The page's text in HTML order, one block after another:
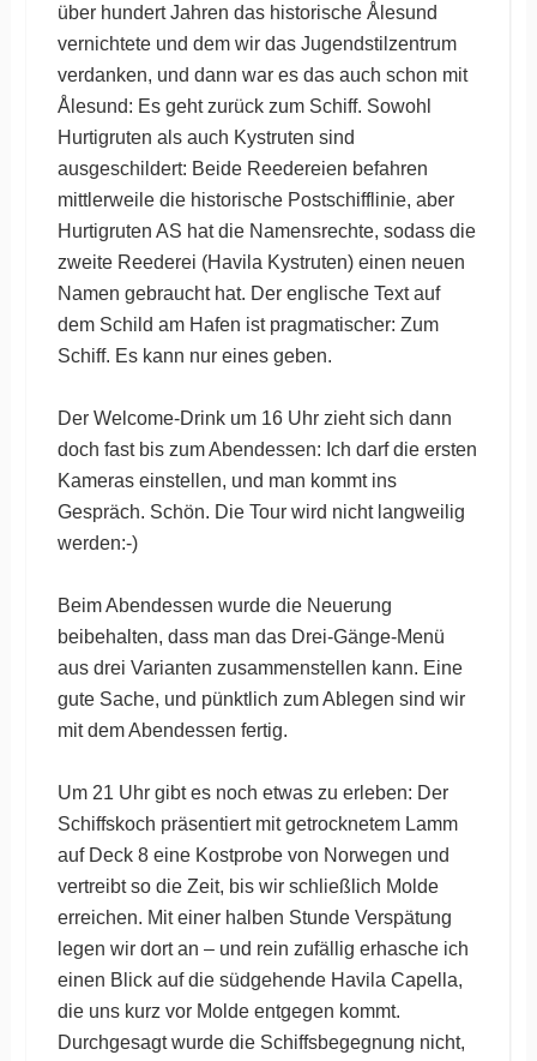
über hundert Jahren das historische Ålesund
vernichtete und dem wir das Jugendstilzentrum
verdanken, und dann war es das auch schon mit
Ålesund: Es geht zurück zum Schiff. Sowohl
Hurtigruten als auch Kystruten sind
ausgeschildert: Beide Reedereien befahren
mittlerweile die historische Postschifflinie, aber
Hurtigruten AS hat die Namensrechte, sodass die
zweite Reederei (Havila Kystruten) einen neuen
Namen gebraucht hat. Der englische Text auf
dem Schild am Hafen ist pragmatischer: Zum
Schiff. Es kann nur eines geben.
Der Welcome-Drink um 16 Uhr zieht sich dann
doch fast bis zum Abendessen: Ich darf die ersten
Kameras einstellen, und man kommt ins
Gespräch. Schön. Die Tour wird nicht langweilig
werden:-)
Beim Abendessen wurde die Neuerung
beibehalten, dass man das Drei-Gänge-Menü
aus drei Varianten zusammenstellen kann. Eine
gute Sache, und pünktlich zum Ablegen sind wir
mit dem Abendessen fertig.
Um 21 Uhr gibt es noch etwas zu erleben: Der
Schiffskoch präsentiert mit getrocknetem Lamm
auf Deck 8 eine Kostprobe von Norwegen und
vertreibt so die Zeit, bis wir schließlich Molde
erreichen. Mit einer halben Stunde Verspätung
legen wir dort an – und rein zufällig erhasche ich
einen Blick auf die südgehende Havila Capella,
die uns kurz vor Molde entgegen kommt.
Durchgesagt wurde die Schiffsbegegnung nicht,